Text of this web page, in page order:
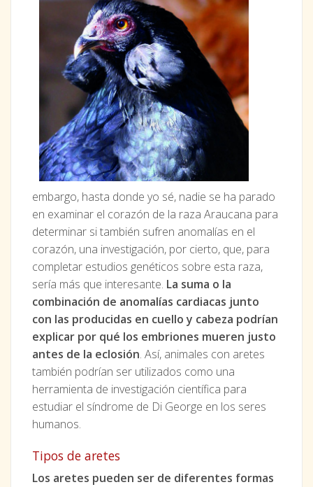
embargo, hasta donde yo sé, nadie se ha parado
en examinar el corazón de la raza Araucana para
determinar si también sufren anomalías en el
corazón, una investigación, por cierto, que, para
completar estudios genéticos sobre esta raza,
sería más que interesante. La suma o la
combinación de anomalías cardiacas junto
con las producidas en cuello y cabeza podrían
explicar por qué los embriones mueren justo
antes de la eclosión. Así, animales con aretes
también podrían ser utilizados como una
herramienta de investigación científica para
estudiar el síndrome de Di George en los seres
humanos.
Tipos de aretes
Los aretes pueden ser de diferentes formas